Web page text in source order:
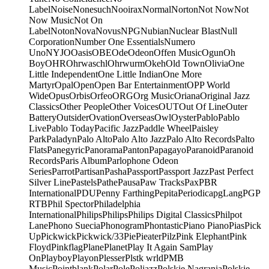
LabelNoiseNonesuchNooiraxNormalNortonNot NowNot
Now MusicNot On
LabelNotonNovaNovusNPGNubianNuclear BlastNull
CorporationNumber One EssentialsNumero
UnoNYJOOasisOBEOdeOdeonOffen MusicOgunOh
BoyOHROhrwaschlOhrwurmOkehOld TownOliviaOne
Little IndependentOne Little IndianOne More
MartyrOpalOpenOpen Bar EntertainmentOPP World
WideOpusOrbisOrfeoORGOrg MusicOrianaOriginal Jazz
ClassicsOther PeopleOther VoicesOUTOut Of LineOuter
BatteryOutsiderOvationOverseasOwlOysterPabloPablo
LivePablo TodayPacific JazzPaddle WheelPaisley
ParkPaladynPalo AltoPalo Alto JazzPalo Alto RecordsPalto
FlatsPanegyricPanoramaPantonPapagayoParanoidParanoid
RecordsParis AlbumParlophone Odeon
SeriesParrotPartisanPashaPassportPassport JazzPast Perfect
Silver LinePastelsPathePausaPaw TracksPaxPBR
InternationalPDUPenny FarthingPepitaPeriodicapgLangPGP
RTBPhil SpectorPhiladelphia
InternationalPhilipsPhilipsPhilips Digital ClassicsPhilpot
LanePhono SueciaPhonogramPhontasticPiano PianoPiasPick
UpPickwickPickwick/33PiePieaterPilzPink ElephantPink
FloydPinkflagPlanePlanetPlay It Again SamPlay
OnPlayboyPlayonPlesserPlstk wrldPMB